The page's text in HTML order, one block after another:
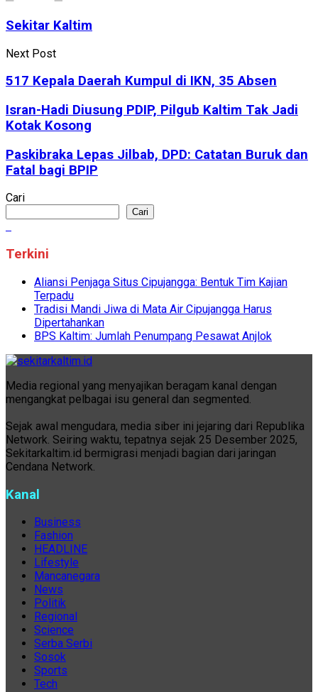
Sekitar Kaltim
Next Post
517 Kepala Daerah Kumpul di IKN, 35 Absen
Isran-Hadi Diusung PDIP, Pilgub Kaltim Tak Jadi
Kotak Kosong
Paskibraka Lepas Jilbab, DPD: Catatan Buruk dan
Fatal bagi BPIP
Cari
Cari
Terkini
Aliansi Penjaga Situs Cipujangga: Bentuk Tim Kajian
Terpadu
Tradisi Mandi Jiwa di Mata Air Cipujangga Harus
Dipertahankan
BPS Kaltim: Jumlah Penumpang Pesawat Anjlok
Media regional yang menyajikan beragam kanal dengan
mengangkat pelbagai isu general dan segmented.
Sejak awal mengudara, media siber ini jejaring dari Republika
Network. Seiring waktu, tepatnya sejak 25 Desember 2025,
Sekitarkaltim.id bermigrasi menjadi bagian dari jaringan
Cendana Network.
Kanal
Business
Fashion
HEADLINE
Lifestyle
Mancanegara
News
Politik
Regional
Science
Serba Serbi
Sosok
Sports
Tech